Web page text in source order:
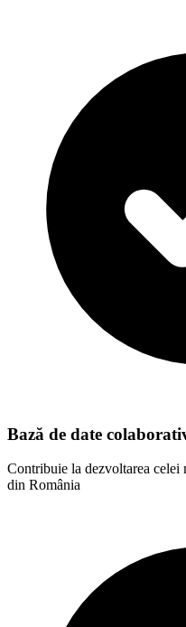
Bază de date
Contribuie la dezvoltarea celei
din România